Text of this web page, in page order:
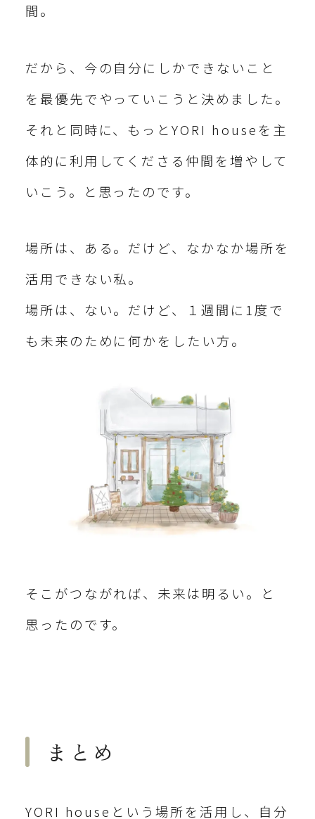
間。
だから、今の自分にしかできないこと
を最優先でやっていこうと決めました。
それと同時に、もっとYORI houseを主
体的に利用してくださる仲間を増やして
いこう。と思ったのです。
場所は、ある。だけど、なかなか場所を
活用できない私。
場所は、ない。だけど、１週間に1度で
も未来のために何かをしたい方。
そこがつながれば、未来は明るい。と
思ったのです。
まとめ
YORI houseという場所を活用し、自分